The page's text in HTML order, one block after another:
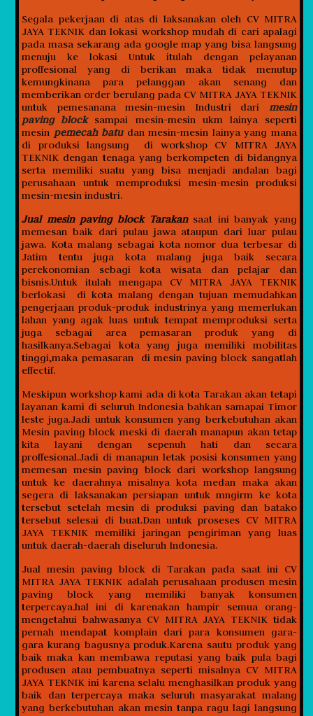
Segala pekerjaan di atas di laksanakan oleh CV MITRA
JAYA TEKNIK dan lokasi workshop mudah di cari apalagi
pada masa sekarang ada google map yang bisa langsung
menuju ke lokasi Untuk itulah dengan pelayanan
proffesional yang di berikan maka tidak menutup
kemungkinana para pelanggan akan senang dan
memberikan order berulang pada CV MITRA JAYA TEKNIK
untuk pemesanana mesin-mesin Industri dari mesin
paving block sampai mesin-mesin ukm lainya seperti
mesin pemecah batu dan mesin-mesin lainya yang mana
di produksi langsung di workshop CV MITRA JAYA
TEKNIK dengan tenaga yang berkompeten di bidangnya
serta memiliki suatu yang bisa menjadi andalan bagi
perusahaan untuk memproduksi mesin-mesin produksi
mesin-mesin industri.
Jual mesin paving block Tarakansaat ini banyak yang
memesan baik dari pulau jawa ataupun dari luar pulau
jawa. Kota malang sebagai kota nomor dua terbesar di
Jatim tentu juga kota malang juga baik secara
perekonomian sebagi kota wisata dan pelajar dan
bisnis.Untuk itulah mengapa CV MITRA JAYA TEKNIK
berlokasi di kota malang dengan tujuan memudahkan
pengerjaan produk-produk industrinya yang memerlukan
lahan yang agak luas untuk tempat memproduksi serta
juga sebagai area pemasaran produk yang di
hasilkanya.Sebagai kota yang juga memiliki mobilitas
tinggi,maka pemasaran di mesin paving block sangatlah
effectif.
Meskipun workshop kami ada di kota Tarakan akan tetapi
layanan kami di seluruh Indonesia bahkan samapai Timor
leste juga.Jadi untuk konsumen yang berkebutuhan akan
Mesin paving block meski di daerah manapun akan tetap
kita layani dengan sepenuh hati dan secara
proffesional.Jadi di manapun letak posisi konsumen yang
memesan mesin paving block dari workshop langsung
untuk ke daerahnya misalnya kota medan maka akan
segera di laksanakan persiapan untuk mngirm ke kota
tersebut setelah mesin di produksi paving dan batako
tersebut selesai di buat.Dan untuk proseses CV MITRA
JAYA TEKNIK memiliki jaringan pengiriman yang luas
untuk daerah-daerah diseluruh Indonesia.
Jual mesin paving block di Tarakan pada saat ini CV
MITRA JAYA TEKNIK adalah perusahaan produsen mesin
paving block yang memiliki banyak konsumen
terpercaya.hal ini di karenakan hampir semua orang-
mengetahui bahwasanya CV MITRA JAYA TEKNIK tidak
pernah mendapat komplain dari para konsumen gara-
gara kurang bagusnya produk.Karena sautu produk yang
baik maka kan membawa reputasi yang baik pula bagi
produsen atau pembuatnya seperti misalnya CV MITRA
JAYA TEKNIK ini karena selalu menghasilkan produk yang
baik dan terpercaya maka seluruh masyarakat malang
yang berkebutuhan akan mesin tanpa ragu lagi langsung